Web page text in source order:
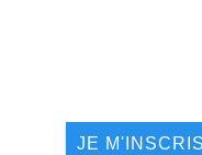
JE M'INSCRIS